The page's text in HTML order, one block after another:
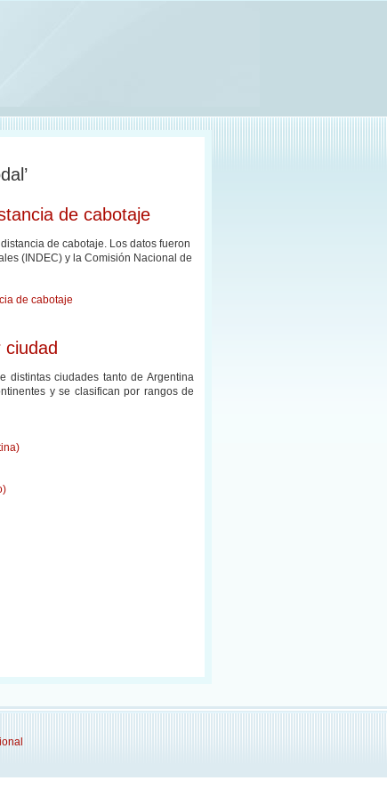
de cabotaje
de cabotaje. Los datos fueron
(INDEC) y la Comisión Nacional de
de cabotaje
distintas ciudades tanto de Argentina
y se clasifican por rangos de